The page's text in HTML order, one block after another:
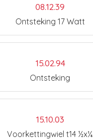
08.12.39
Ontsteking 17 Watt
15.02.94
Ontsteking
15.10.03
Voorkettingwiel t14 ½x¼